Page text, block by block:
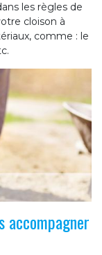
les règles de
cloison à
comme : le
accompagner